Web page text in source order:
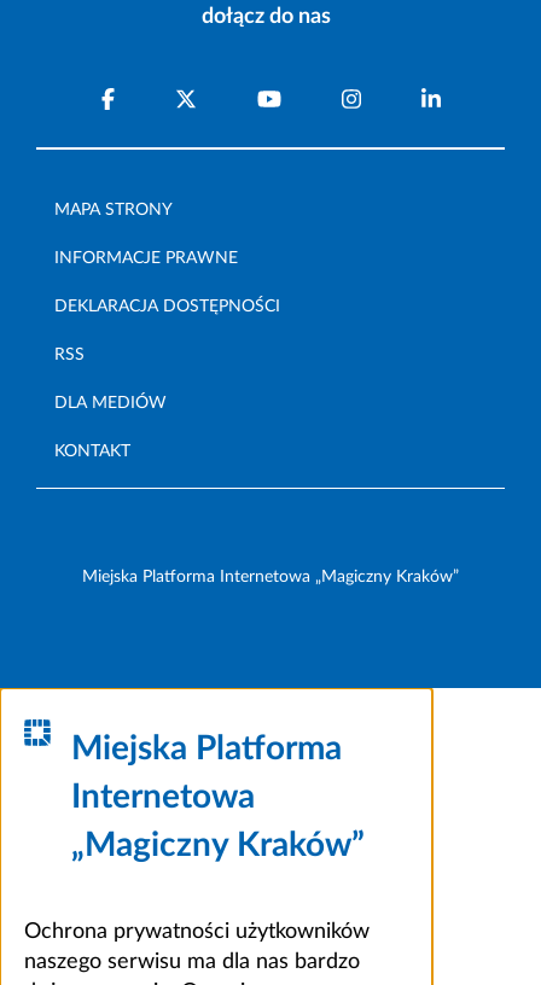
dołącz do nas
MAPA STRONY
INFORMACJE PRAWNE
DEKLARACJA DOSTĘPNOŚCI
RSS
DLA MEDIÓW
KONTAKT
Miejska Platforma Internetowa „Magiczny Kraków”
Miejska Platforma
Internetowa
„Magiczny Kraków”
Ochrona prywatności użytkowników
naszego serwisu ma dla nas bardzo